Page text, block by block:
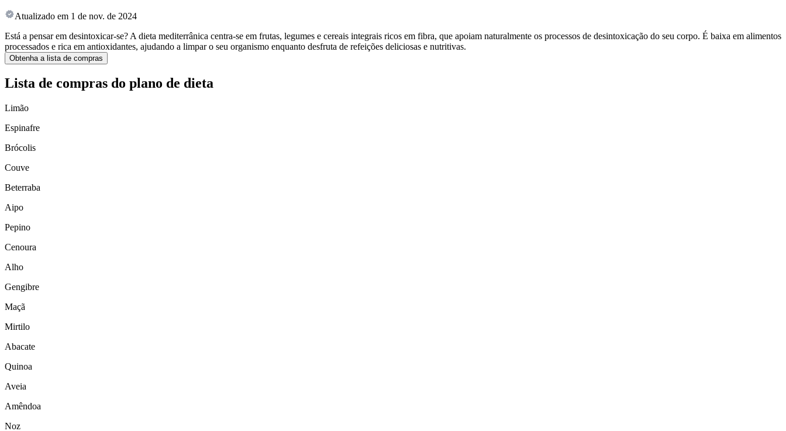
Atualizado em 1 de nov. de 2024
Está a pensar em desintoxicar-se? A dieta mediterrânica centra-se em frutas, legumes e cereais integrais ricos em fibra, que apoiam naturalmente os processos de desintoxicação do seu corpo. É baixa em alimentos
processados e rica em antioxidantes, ajudando a limpar o seu organismo enquanto desfruta de refeições deliciosas e nutritivas.
Obtenha a lista de compras
Lista de compras do plano de dieta
Limão
Espinafre
Brócolis
Couve
Beterraba
Aipo
Pepino
Cenoura
Alho
Gengibre
Maçã
Mirtilo
Abacate
Quinoa
Aveia
Amêndoa
Noz